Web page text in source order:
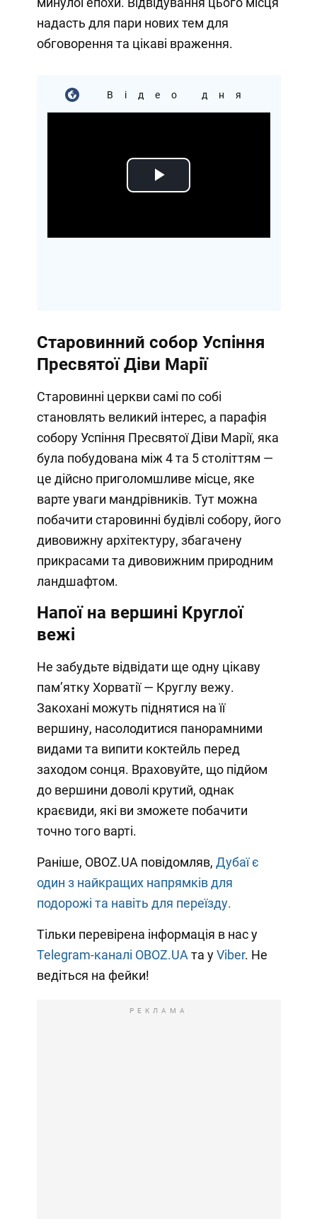
надасть для пари нових тем для
обговорення та цікаві враження.
Відео дня
Play
Старовинний собор Успіння
Пресвятої Діви Марії
Старовинні церкви самі по собі
становлять великий інтерес, а парафія
собору Успіння Пресвятої Діви Марії, яка
була побудована між 4 та 5 століттям —
це дійсно приголомшливе місце, яке
варте уваги мандрівників. Тут можна
побачити старовинні будівлі собору, його
дивовижну архітектуру, збагачену
прикрасами та дивовижним природним
ландшафтом.
Напої на вершині Круглої
вежі
Не забудьте відвідати ще одну цікаву
пам’ятку Хорватії — Круглу вежу.
Закохані можуть піднятися на її
вершину, насолодитися панорамними
видами та випити коктейль перед
заходом сонця. Враховуйте, що підйом
до вершини доволі крутий, однак
краєвиди, які ви зможете побачити
точно того варті.
Раніше, OBOZ.UA повідомляв, Дубаї є
один з найкращих напрямків для
подорожі та навіть для переїзду.
Тільки перевірена інформація в нас у
Telegram-каналі OBOZ.UA та уViber. Не
ведіться на фейки!
РЕКЛАМА